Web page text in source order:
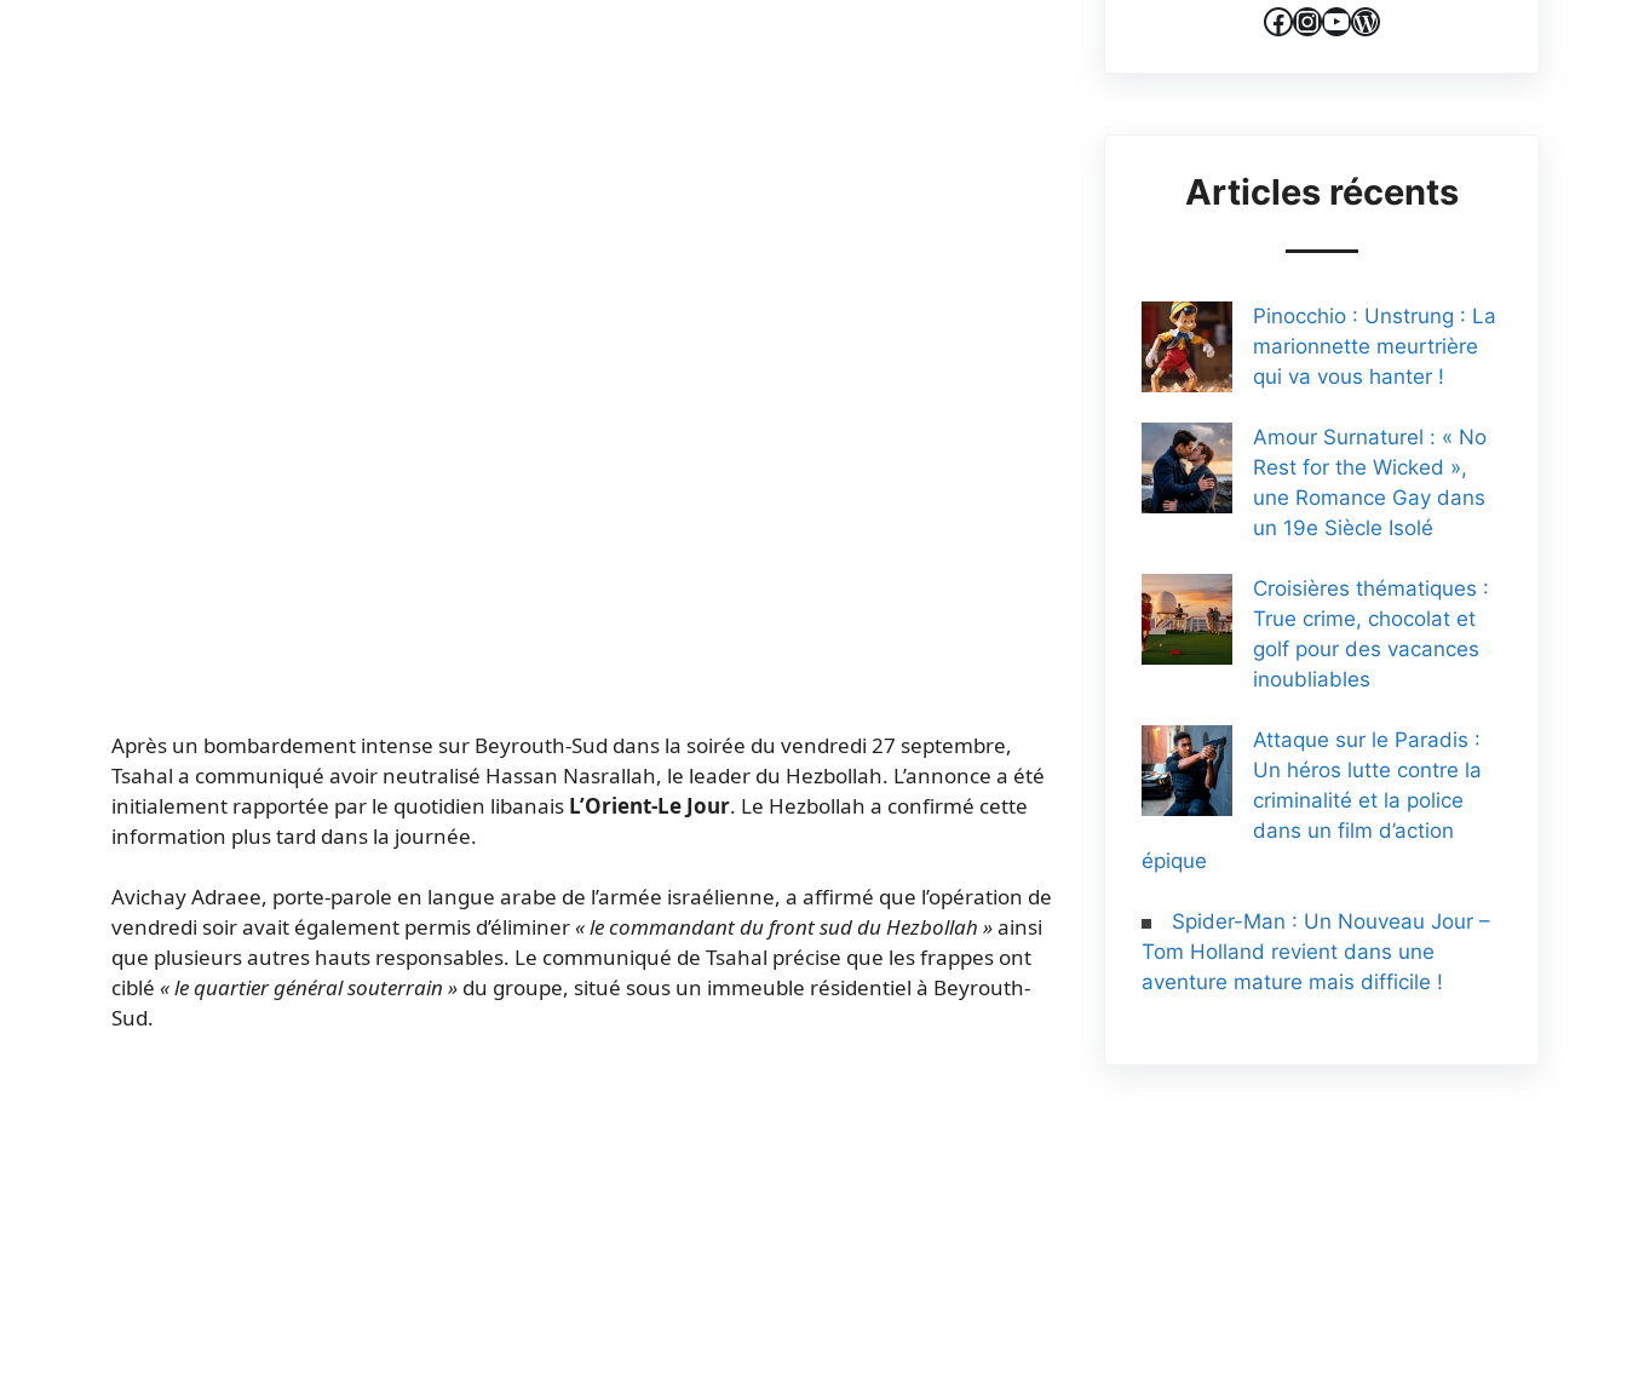
Après un bombardement intense sur Beyrouth-Sud dans la soirée du vendredi 27 septembre,
Tsahal a communiqué avoir neutralisé Hassan Nasrallah, le leader du Hezbollah. L’annonce a été
initialement rapportée par le quotidien libanais L’Orient-Le Jour. Le Hezbollah a confirmé cette
information plus tard dans la journée.
Avichay Adraee, porte-parole en langue arabe de l’armée israélienne, a affirmé que l’opération de
vendredi soir avait également permis d’éliminer« le commandant du front sud du Hezbollah »ainsi
que plusieurs autres hauts responsables. Le communiqué de Tsahal précise que les frappes ont
ciblé « le quartier général souterrain » du groupe, situé sous un immeuble résidentiel à Beyrouth-
Sud.
Facebook
Instagram
YouTube
WordPress
Articles récents
Pinocchio : Unstrung : La
marionnette meurtrière
qui va vous hanter !
Amour Surnaturel : « No
Rest for the Wicked »,
une Romance Gay dans
un 19e Siècle Isolé
Croisières thématiques :
True crime, chocolat et
golf pour des vacances
inoubliables
Attaque sur le Paradis :
Un héros lutte contre la
criminalité et la police
dans un film d’action
épique
Spider-Man : Un Nouveau Jour –
Tom Holland revient dans une
aventure mature mais difficile !